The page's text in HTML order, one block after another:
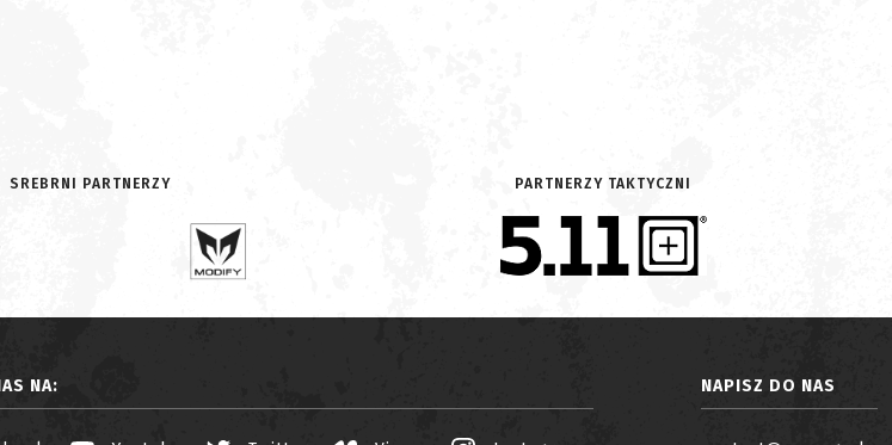
SREBRNI PARTNERZY PARTNERZY TAKTYCZNI
NA: NAPISZ DO NAS